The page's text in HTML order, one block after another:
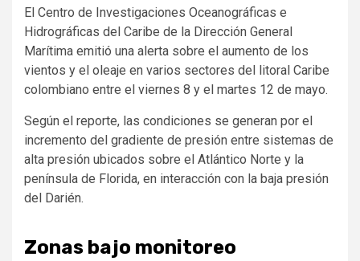
El Centro de Investigaciones Oceanográficas e
Hidrográficas del Caribe de la Dirección General
Marítima emitió una alerta sobre el aumento de los
vientos y el oleaje en varios sectores del litoral Caribe
colombiano entre el viernes 8 y el martes 12 de mayo.
Según el reporte, las condiciones se generan por el
incremento del gradiente de presión entre sistemas de
alta presión ubicados sobre el Atlántico Norte y la
península de Florida, en interacción con la baja presión
del Darién.
Zonas bajo monitoreo